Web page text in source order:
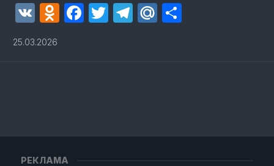
VK Odnoklassniki
Facebook
Twitter
Telegram
Mail.Ru
25.03.2026
РЕКЛАМА